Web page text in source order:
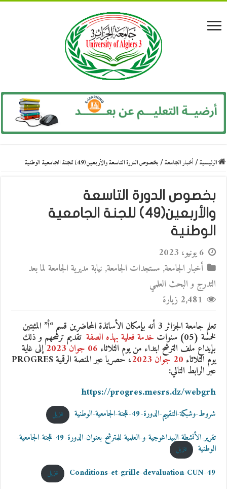
الرئيسية/أخبار الجامعة/بخصوص الدورة التاسعة والأربعين(49) للجنة الجامعية الوطنية
بخصوص الدورة التاسعة
والأربعين(49) للجنة الجامعية
الوطنية
6 يونيو، 2023
أخبار الجامعة, مستجدات الجامعة, نيابة مديرية الجامعة لما بعد
التدرج و البحث العلمي
2,481 زيارة
تعلم جامعة الجزائر 3 أنه بإمكان الأساتذة المحاضرين قسم “أ” المثبتين
لخمسة (05) سنوات خدمة فعلية بهذه الصفة تقديم ترشحهم و ذلك
بإيداع ملف الترشح ابتداء من يوم الثلاثاء 06 جوان 2023 إلى غاية
يوم الثلاثاء 20 جوان 2023 ، حصريا عبر المنصة الرقمية PROGRES
عبر الرابط التالي:
https://progres.mesrs.dz/webgrh
شروط-وشبكة-التقييم-الدورة-49-للجنة-الجامعية-الوطنية تنزيل
تقرير-الأنشطة-البيداغوجية-و-العلمية-للمترشح-بعنوان-الدورة-49-للجنة-الجامعية-
الوطنية تنزيل
Conditions-et-grille-devaluation-CUN-49 تنزيل